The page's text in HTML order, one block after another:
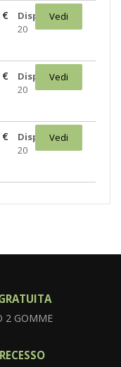
€
Disponibili:
20
Vedi
€
Disponibili:
20
Vedi
€
Disponibili:
20
Vedi
2 GOMME